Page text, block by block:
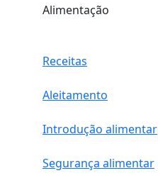
Alimentação
Receitas
Aleitamento
Introdução alimentar
Segurança alimentar